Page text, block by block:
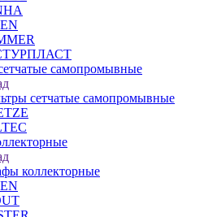
самопромывные
сетчатые самопромывные
коллекторные